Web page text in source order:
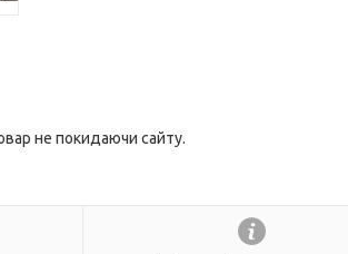
не покидаючи сайту.